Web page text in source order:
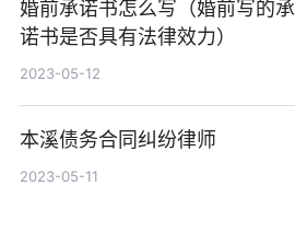
婚前承诺书怎么写（婚前写的承
诺书是否具有法律效力）
2023-05-12
本溪债务合同纠纷律师
2023-05-11